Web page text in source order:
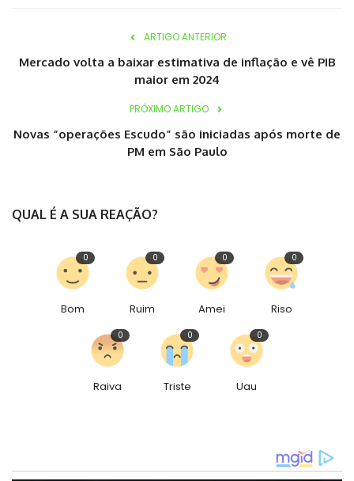
ARTIGO ANTERIOR
Mercado volta a baixar estimativa de inflação e vê PIB
maior em 2024
PRÓXIMO ARTIGO
Novas “operações Escudo” são iniciadas após morte de
PM em São Paulo
QUAL É A SUA REAÇÃO?
Bom
0
Ruim
0
Amei
0
Riso
0
Raiva
0
Triste
0
Uau
0